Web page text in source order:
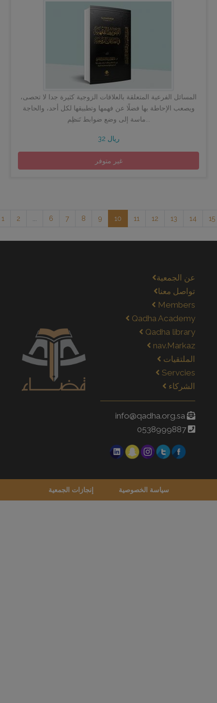
المسائل الفرعية المتعلقة بالعلاقات الزوجية كثيرة جدا لا تحصى،
ويصعب الإحاطة بها فضلًا عن فهمها وتطبيقها لكل أحد، والحاجة
32 ريال
غير متوفر
1 2 6 7 8 9 10 11 12 13 14 15
عن الجمعية
تواصل معنا
Members
Qadha Academy
Qadha library
nav.Markaz
الملتقيات
Servcies
الشركاء
info@qadha.org.sa
0538999887
سياسة الخصوصية إنجازات الجمعية